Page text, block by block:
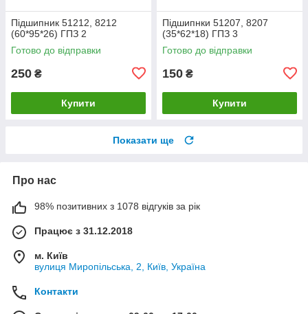
Підшипник 51212, 8212
(60*95*26) ГПЗ 2
Готово до відправки
250 ₴
Купити
Підшипнки 51207, 8207
(35*62*18) ГПЗ 3
Готово до відправки
150 ₴
Купити
Показати ще
Про нас
98% позитивних з 1078 відгуків за рік
Працює з 31.12.2018
м. Київ
вулиця Миропільська, 2, Київ, Україна
Контакти